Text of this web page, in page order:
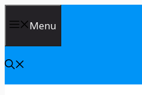
content
Menu